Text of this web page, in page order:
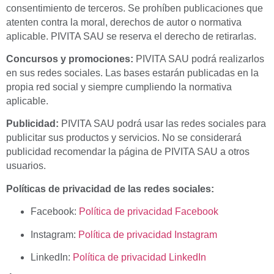
consentimiento de terceros. Se prohíben publicaciones que
atenten contra la moral, derechos de autor o normativa
aplicable. PIVITA SAU se reserva el derecho de retirarlas.
Concursos y promociones: PIVITA SAU podrá realizarlos
en sus redes sociales. Las bases estarán publicadas en la
propia red social y siempre cumpliendo la normativa
aplicable.
Publicidad: PIVITA SAU podrá usar las redes sociales para
publicitar sus productos y servicios. No se considerará
publicidad recomendar la página de PIVITA SAU a otros
usuarios.
Políticas de privacidad de las redes sociales:
Facebook: Política de privacidad Facebook
Instagram: Política de privacidad Instagram
LinkedIn: Política de privacidad LinkedIn